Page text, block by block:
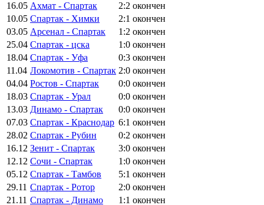
16.05 Ахмат - Спартак 2:2 окончен
10.05 Спартак - Химки 2:1 окончен
03.05 Арсенал - Спартак 1:2 окончен
25.04 Спартак - цска 1:0 окончен
18.04 Спартак - Уфа 0:3 окончен
11.04 Локомотив - Спартак 2:0 окончен
04.04 Ростов - Спартак 0:0 окончен
18.03 Спартак - Урал 0:0 окончен
13.03 Динамо - Спартак 0:0 окончен
07.03 Спартак - Краснодар 6:1 окончен
28.02 Спартак - Рубин 0:2 окончен
16.12 Зенит - Спартак 3:0 окончен
12.12 Сочи - Спартак 1:0 окончен
05.12 Спартак - Тамбов 5:1 окончен
29.11 Спартак - Ротор 2:0 окончен
21.11 Спартак - Динамо 1:1 окончен